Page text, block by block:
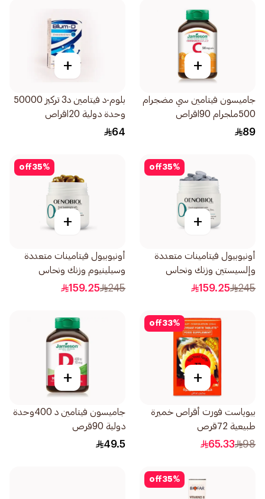
+
جاميسون فيتامين سي مضجرام
500ملجرام 90اقراص
89
+
بلوم-د فيتامين د3 تركيز 50000
وحدة دولية 20اقراص
64
35%
off
+
أونيوبيول فيتامينات متعددة
وإلسيستين وزنك ونحاس
60قرص
245
159.25
35%
off
+
أونيوبيول فيتامينات متعددة
وسيلينيوم وزنك ونحاس
30كبسولة
245
159.25
33%
off
+
بيوياست فورت أقراص خميرة
طبيعية 72قرص
98
65.33
+
جاميسون فيتامين د 400وحدة
دولية 90قرص
49.5
35%
off